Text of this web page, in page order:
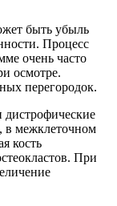
быть убыль
Процесс
очень часто
осмотре.
перегородок.
дистрофические
в межклеточном
кость
При